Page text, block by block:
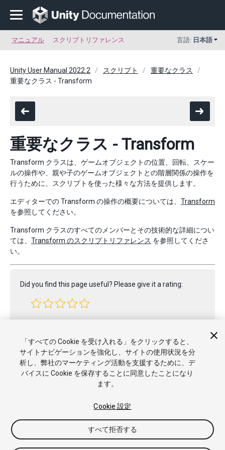
マニュアル スクリプトリファレンス 言語: 日本語
Unity User Manual 2022.2 スクリプト
重要なクラス
重要なクラス - Transform
重要なクラス - Transform
Transform クラスは、ゲームオブジェクトの位置、回転、スケー
ルの操作や、親や子のゲームオブジェクトとの階層関係の操作を
行うために、スクリプトを使った様々な方法を提供します。
エディターでの Transform の操作の概要については、 Transform
を参照してください。
Transform クラスのすべてのメンバーとその技術的な詳細につい
ては、 Transform のスクリプトリファレンス を参照してくださ
い。
Did you find this page useful? Please give it a rating:
Copyright © 2023 Unity Technologies. Publication 2022.2
チュートリアル
ナレッジベース
「すべての Cookie を受け入れる」をクリックすると、
サイトナビゲーションを強化し、サイトの使用状況を分
析し、弊社のマーケティング活動を支援するために、デ
バイスに Cookie を保存することに同意したことになり
ます。
Cookie 設定
すべて拒否する